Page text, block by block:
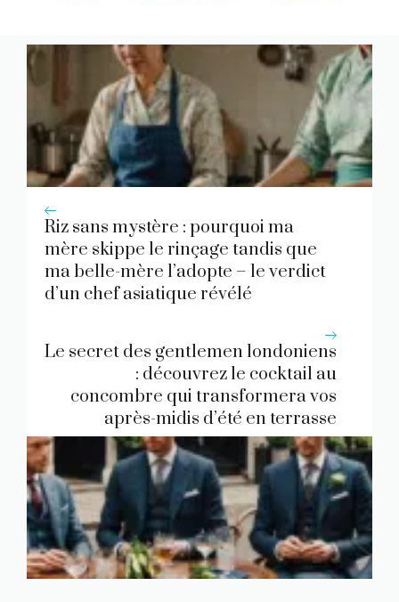
Riz sans mystère : pourquoi ma
mère skippe le rinçage tandis que
ma belle-mère l’adopte – le verdict
d’un chef asiatique révélé
Le secret des gentlemen londoniens
: découvrez le cocktail au
concombre qui transformera vos
après-midis d’été en terrasse